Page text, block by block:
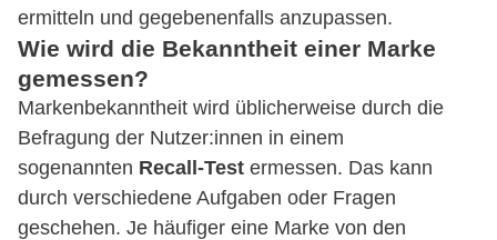
ermitteln und gegebenenfalls anzupassen.
Wie wird die Bekanntheit einer Marke
gemessen?
Markenbekanntheit wird üblicherweise durch die
Befragung der Nutzer:innen in einem
sogenannten Recall-Test ermessen. Das kann
durch verschiedene Aufgaben oder Fragen
geschehen. Je häufiger eine Marke von den